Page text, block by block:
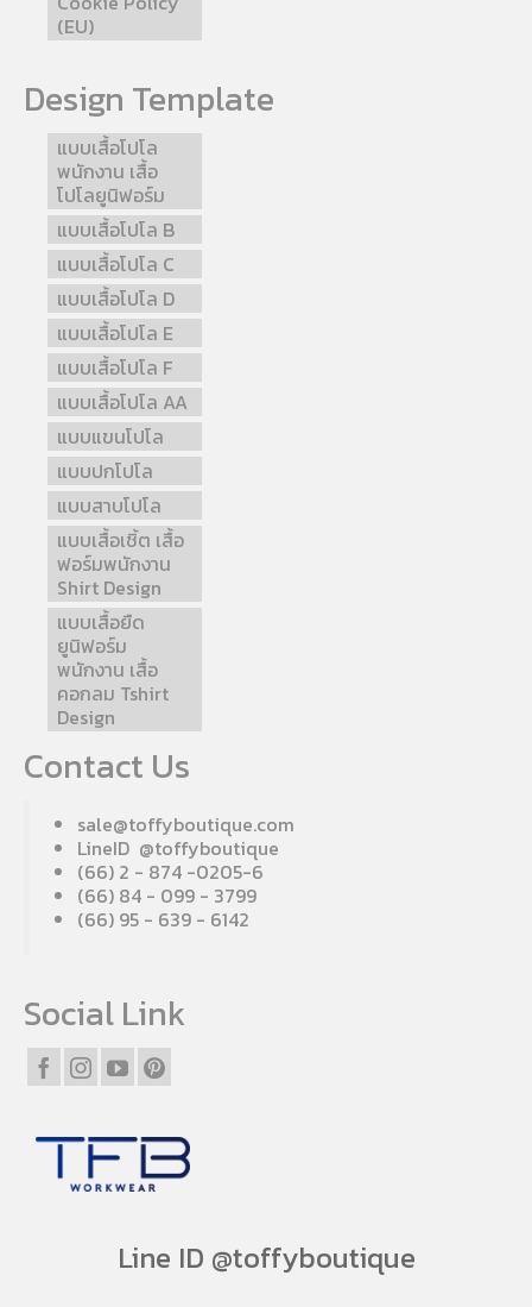
(EU)
Design Template
แบบเสื้อโปโล
พนักงาน เสื้อ
โปโลยูนิฟอร์ม
แบบเสื้อโปโล B
แบบเสื้อโปโล C
แบบเสื้อโปโล D
แบบเสื้อโปโล E
แบบเสื้อโปโล F
แบบเสื้อโปโล AA
แบบแขนโปโล
แบบปกโปโล
แบบสาบโปโล
แบบเสื้อเชิ้ต เสื้อ
ฟอร์มพนักงาน
Shirt Design
แบบเสื้อยืด
ยูนิฟอร์ม
พนักงาน เสื้อ
คอกลม Tshirt
Design
Contact Us
sale@toffyboutique.com
LineID @toffyboutique
(66) 2 - 874 -0205-6
(66) 84 - 099 - 3799
(66) 95 - 639 - 6142
Social Link
Line ID @toffyboutique